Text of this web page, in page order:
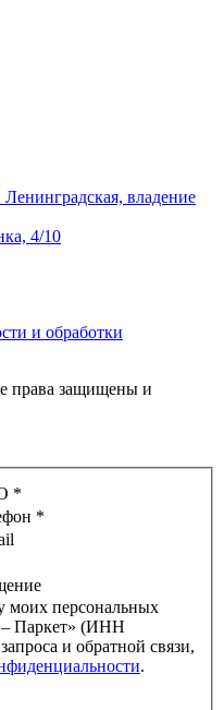
владение
4/10
и обработки
защищены и
*
*
моих персональных
Паркет» (ИНН
.